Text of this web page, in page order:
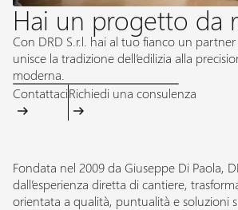
Hai un progetto da
Con DRD S.r.l. hai al tuo fianco un
unisce la tradizione dell’edilizia alla
moderna.
ContattaciRichiedi una consulenza
Fondata nel 2009 da Giuseppe Di Paola,
dall’esperienza diretta di cantiere,
orientata a qualità, puntualità e soluzioni